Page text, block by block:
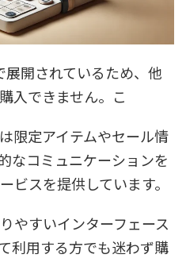
開されているため、他
入できません。こ
限定アイテムやセール情
なコミュニケーションを
ビスを提供しています。
やすいインターフェース
利用する方でも迷わず購